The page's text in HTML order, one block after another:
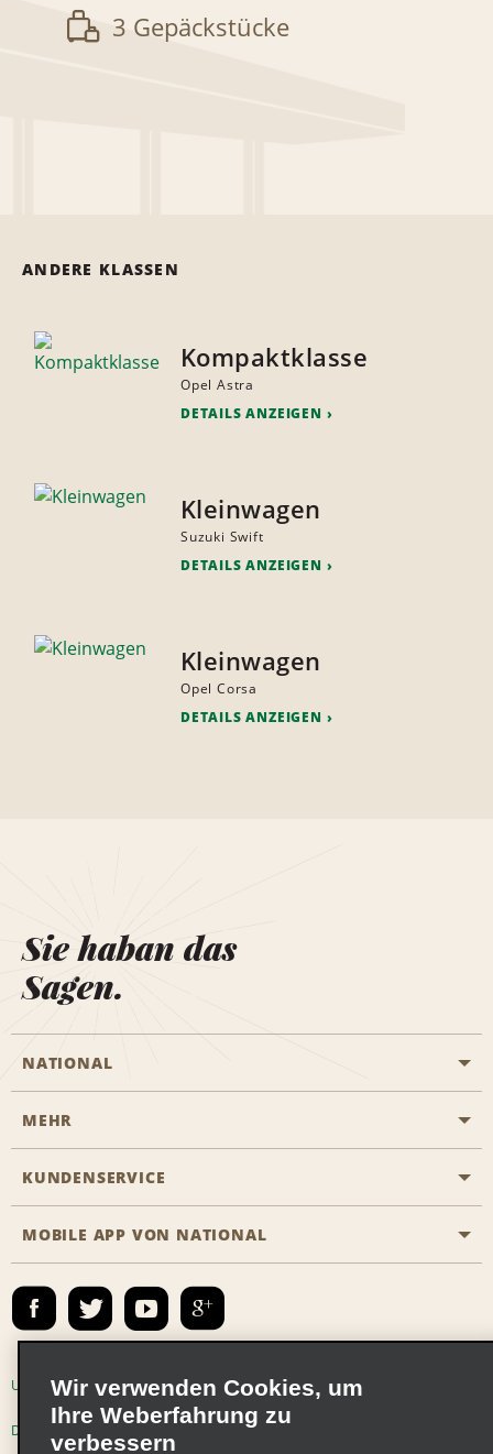
3 Gepäckstücke
ANDERE KLASSEN
Kompaktklasse
Opel Astra
DETAILS ANZEIGEN
Kleinwagen
Suzuki Swift
DETAILS ANZEIGEN
Kleinwagen
Opel Corsa
DETAILS ANZEIGEN
Sie haban das
Sagen.
NATIONAL
Eine Reservierung vornehmen
Das Business Rental Programm
Emerald Club Anmelden
MEHR
Karriere
KUNDENSERVICE
Barrierefreiheit
Kontakt
E-Mail anmelden
MOBILE APP VON NATIONAL
Unternehmensinformationen Nutzungsbedingungen
Datenschutzrichtlinie Cookie-Richtlinie
Wir verwenden Cookies, um
Ihre Weberfahrung zu
verbessern